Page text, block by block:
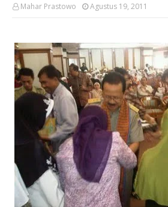
Mahar Prastowo Agustus 19, 2011